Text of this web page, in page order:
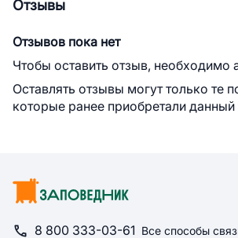
Отзывы
Отзывов пока нет
Чтобы оставить отзыв, необходимо
Оставлять отзывы могут только те
которые ранее приобретали данный
8 800 333-03-61 Все способы